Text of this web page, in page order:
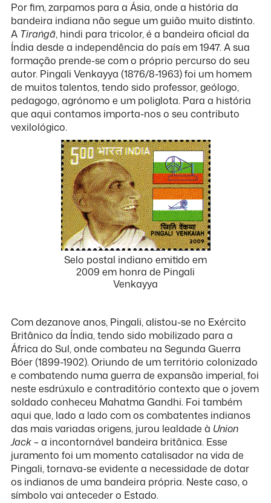
Por fim, zarpamos para a Ásia, onde a história da
bandeira indiana não segue um guião muito distinto.
A Tiraṅgā, hindi para tricolor, é a bandeira oficial da
Índia desde a independência do país em 1947. A sua
formação prende-se com o próprio percurso do seu
autor. Pingali Venkayya (1876/8-1963) foi um homem
de muitos talentos, tendo sido professor, geólogo,
pedagogo, agrónomo e um poliglota. Para a história
que aqui contamos importa-nos o seu contributo
vexilológico.
Selo postal indiano emitido em
2009 em honra de Pingali
Venkayya
Com dezanove anos, Pingali, alistou-se no Exército
Britânico da Índia, tendo sido mobilizado para a
África do Sul, onde combateu na Segunda Guerra
Bóer (1899-1902). Oriundo de um território colonizado
e combatendo numa guerra de expansão imperial, foi
neste esdrúxulo e contraditório contexto que o jovem
soldado conheceu Mahatma Gandhi. Foi também
aqui que, lado a lado com os combatentes indianos
das mais variadas origens, jurou lealdade à Union
Jack– a incontornável bandeira britânica. Esse
juramento foi um momento catalisador na vida de
Pingali, tornava-se evidente a necessidade de dotar
os indianos de uma bandeira própria. Neste caso, o
símbolo vai anteceder o Estado.